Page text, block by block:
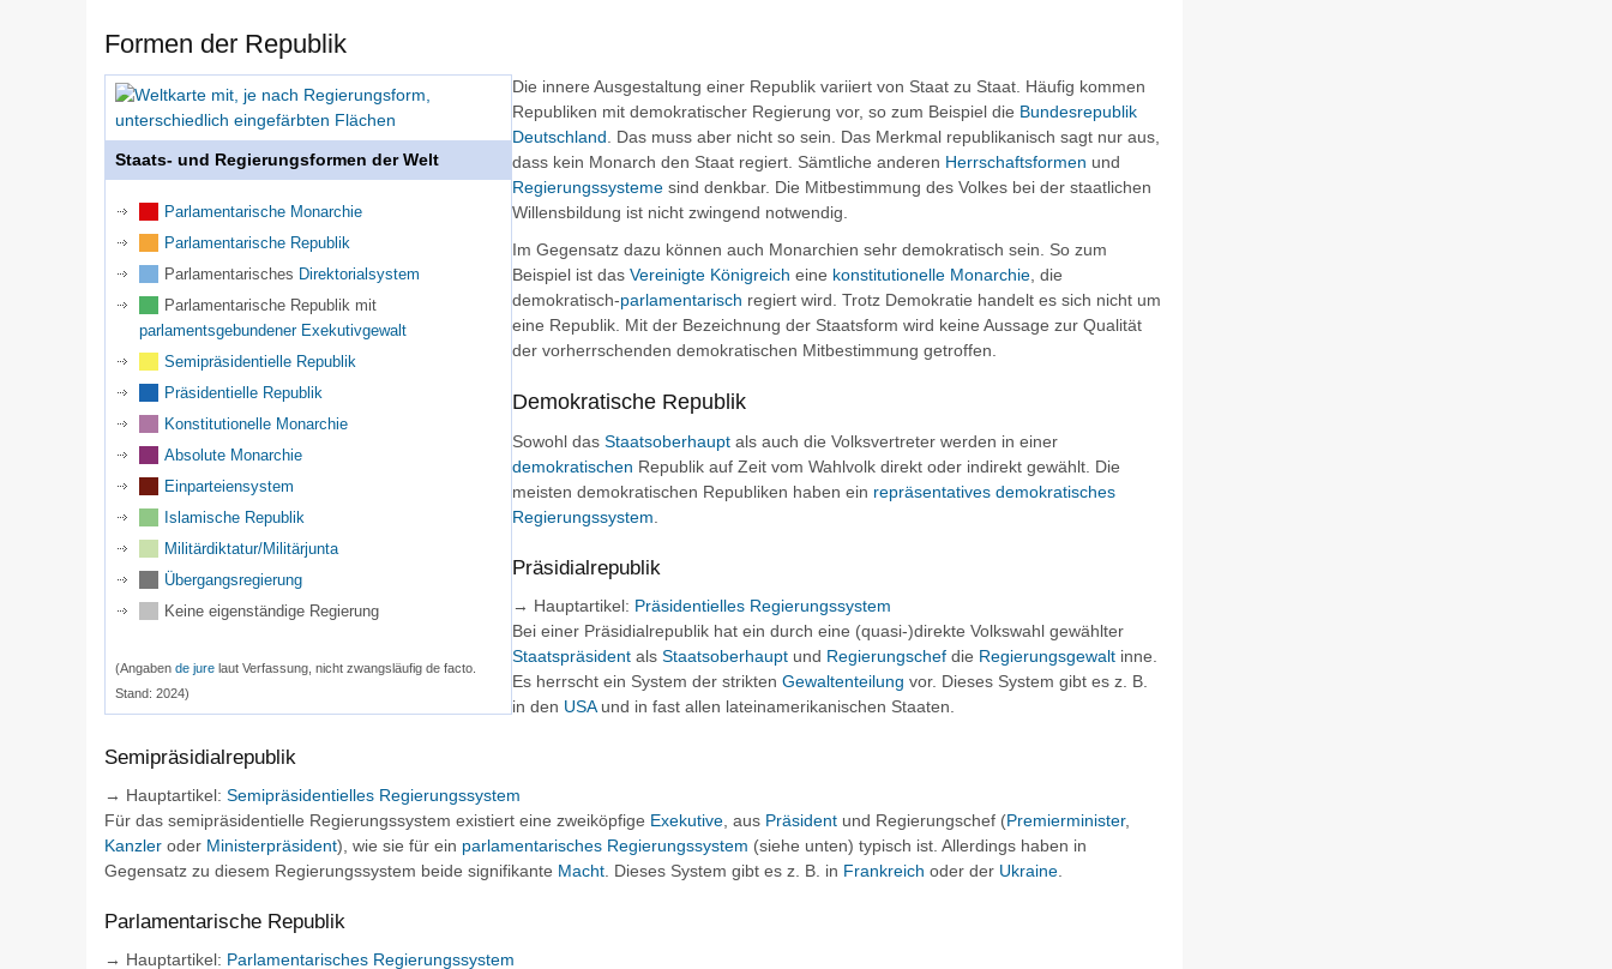
Formen der Republik
Staats- und Regierungsformen der Welt
Parlamentarische Monarchie
Parlamentarische Republik
Parlamentarisches Direktorialsystem
Parlamentarische Republik mit
parlamentsgebundener Exekutivgewalt
Semipräsidentielle Republik
Präsidentielle Republik
Konstitutionelle Monarchie
Absolute Monarchie
Einparteiensystem
Islamische Republik
Militärdiktatur/Militärjunta
Übergangsregierung
Keine eigenständige Regierung
(Angaben de jure laut Verfassung, nicht zwangsläufig de facto.
Stand: 2024)
Die innere Ausgestaltung einer Republik variiert von Staat zu Staat. Häufig kommen
Republiken mit demokratischer Regierung vor, so zum Beispiel die Bundesrepublik
Deutschland . Das muss aber nicht so sein. Das Merkmal republikanisch sagt nur aus,
dass kein Monarch den Staat regiert. Sämtliche anderen Herrschaftsformen und
Regierungssysteme sind denkbar. Die Mitbestimmung des Volkes bei der staatlichen
Willensbildung ist nicht zwingend notwendig.
Im Gegensatz dazu können auch Monarchien sehr demokratisch sein. So zum
Beispiel ist das Vereinigte Königreich eine konstitutionelle Monarchie , die
demokratisch-parlamentarisch regiert wird. Trotz Demokratie handelt es sich nicht um
eine Republik. Mit der Bezeichnung der Staatsform wird keine Aussage zur Qualität
der vorherrschenden demokratischen Mitbestimmung getroffen.
Demokratische Republik
Sowohl das Staatsoberhaupt als auch die Volksvertreter werden in einer
demokratischen Republik auf Zeit vom Wahlvolk direkt oder indirekt gewählt. Die
meisten demokratischen Republiken haben ein repräsentatives demokratisches
Regierungssystem
Präsidialrepublik
→ Hauptartikel: Präsidentielles Regierungssystem
Bei einer Präsidialrepublik hat ein durch eine (quasi-)direkte Volkswahl gewählter
Staatspräsident als Staatsoberhaupt und Regierungschef die Regierungsgewalt inne.
Es herrscht ein System der strikten Gewaltenteilung vor. Dieses System gibt es z. B.
in den USAund in fast allen lateinamerikanischen Staaten.
Semipräsidialrepublik
→ Hauptartikel: Semipräsidentielles Regierungssystem
Für das semipräsidentielle Regierungssystem existiert eine zweiköpfige Exekutive , aus Präsident und Regierungschef (Premierminister,
Kanzler oder Ministerpräsident), wie sie für ein parlamentarisches Regierungssystem (siehe unten) typisch ist. Allerdings haben in
Gegensatz zu diesem Regierungssystem beide signifikante Macht . Dieses System gibt es z. B. in Frankreich oder der Ukraine
Parlamentarische Republik
→ Hauptartikel: Parlamentarisches Regierungssystem